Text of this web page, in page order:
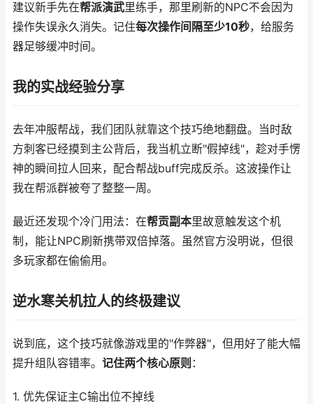
建议新手先在帮派演武里练手，那里刷新的NPC不会因为
操作失误永久消失。记住每次操作间隔至少10秒，给服务
器足够缓冲时间。
我的实战经验分享
去年冲服帮战，我们团队就靠这个技巧绝地翻盘。当时敌
方刺客已经摸到主公背后，我当机立断"假掉线"，趁对手愣
神的瞬间拉人回来，配合帮战buff完成反杀。这波操作让
我在帮派群被夸了整整一周。
最近还发现个冷门用法：在帮贡副本里故意触发这个机
制，能让NPC刷新携带双倍掉落。虽然官方没明说，但很
多玩家都在偷偷用。
逆水寒关机拉人的终极建议
说到底，这个技巧就像游戏里的"作弊器"，但用好了能大幅
提升组队容错率。 记住两个核心原则 ：
1. 优先保证主C输出位不掉线